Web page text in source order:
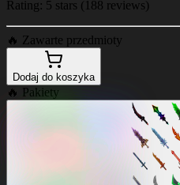
Rating: 5 stars (188 reviews)
🔥 Zawarte przedmioty
Dodaj do koszyka
🔥 Pakiety